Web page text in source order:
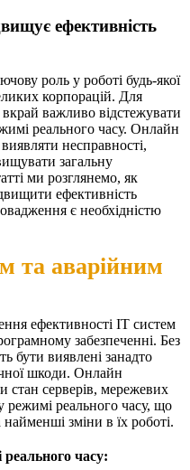
ефективність
роль у роботі будь-якої
корпорацій. Для
вкрай важливо відстежувати
реального часу. Онлайн
несправності,
загальну
ми розглянемо, як
ефективність
є необхідністю
та аварійним
ефективності ІТ систем
забезпеченні. Без
бути виявлені занадто
шкоди. Онлайн
стан серверів, мережевих
режимі реального часу, що
зміни в їх роботі.
часу: